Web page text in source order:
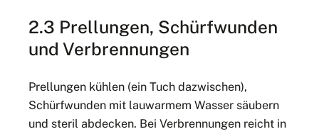
2.3 Prellungen, Schürfwunden
und Verbrennungen
Prellungen kühlen (ein Tuch dazwischen),
Schürfwunden mit lauwarmem Wasser säubern
und steril abdecken. Bei Verbrennungen reicht in